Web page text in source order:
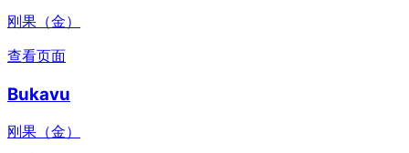
刚果（金）
查看页面
Bukavu
刚果（金）